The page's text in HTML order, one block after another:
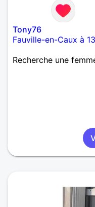
Tony76
Fauville-en-Caux à
Recherche une